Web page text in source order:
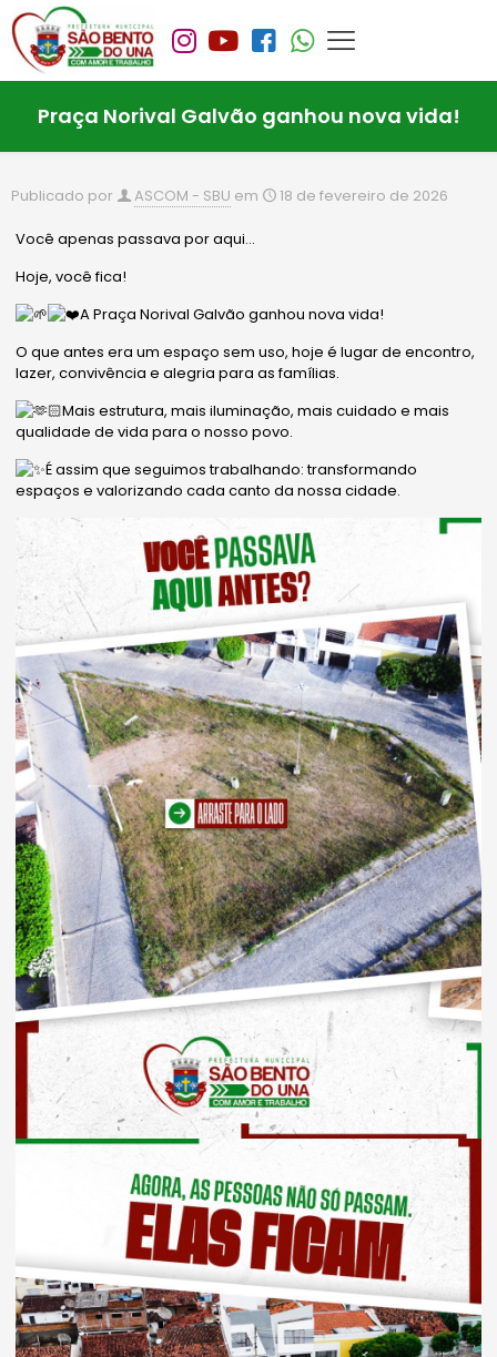
Praça Norival Galvão ganhou nova vida!
Publicado por ASCOM - SBU em 18 de fevereiro de 2026
Você apenas passava por aqui…
Hoje, você fica!
A Praça Norival Galvão ganhou nova vida!
O que antes era um espaço sem uso, hoje é lugar de encontro,
lazer, convivência e alegria para as famílias.
Mais estrutura, mais iluminação, mais cuidado e mais
qualidade de vida para o nosso povo.
É assim que seguimos trabalhando: transformando
espaços e valorizando cada canto da nossa cidade.